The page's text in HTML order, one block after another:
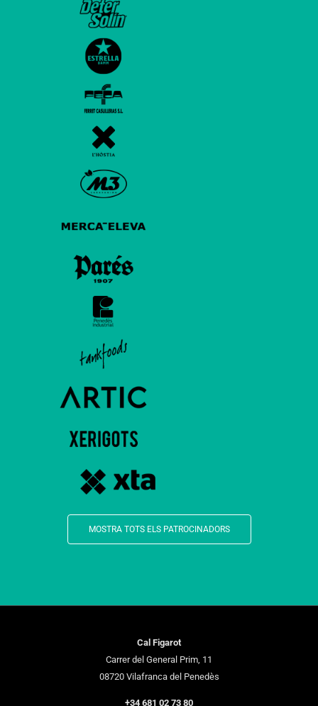
MOSTRA TOTS ELS PATROCINADORS
Cal Figarot
Carrer del General Prim, 11
08720 Vilafranca del Penedès
+34 681 02 73 80